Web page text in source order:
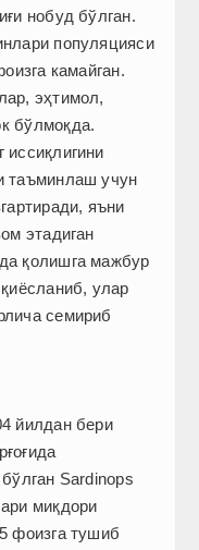
нобуд бўлган.
популяцияси
камайган.
эҳтимол,
бўлмоқда.
иссиқлигини
таъминлаш учун
яъни
этадиган
қолишга мажбур
улар
семириб
йилдан бери
Sardinops
миқдори
фоизга тушиб